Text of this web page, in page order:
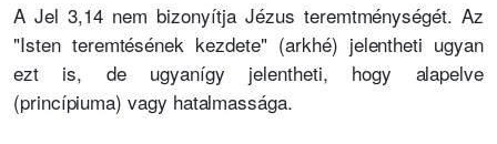
A Jel 3,14 nem bizonyítja Jézus teremtménységét. Az
"Isten teremtésének kezdete" (arkhé) jelentheti ugyan
ezt is, de ugyanígy jelentheti, hogy alapelve
(princípiuma) vagy hatalmassága.